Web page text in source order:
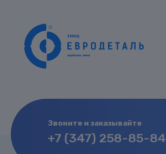
Звоните и заказывайте
+7 (347) 258-85-84